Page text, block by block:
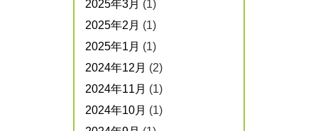
2025年3月 (1)
2025年2月 (1)
2025年1月 (1)
2024年12月 (2)
2024年11月 (1)
2024年10月 (1)